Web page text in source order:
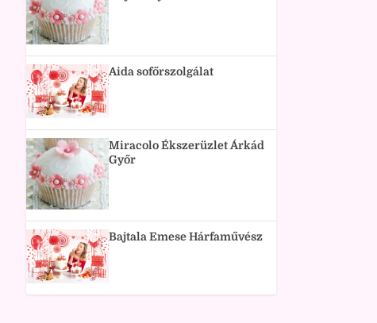
Aida sofőrszolgálat
Miracolo Ékszerüzlet Árkád
Győr
Bajtala Emese Hárfaművész